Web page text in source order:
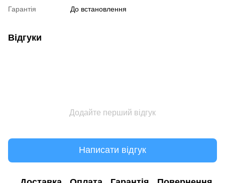
Гарантія
До встановлення
Відгуки
Додайте перший відгук
Написати відгук